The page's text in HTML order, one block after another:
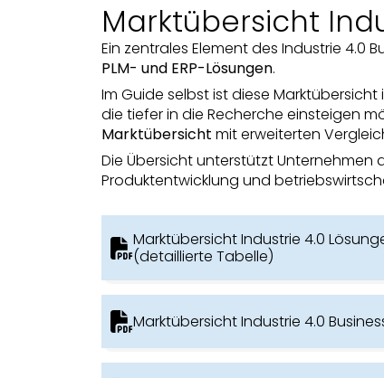
Marktübersicht
Ein zentrales Element des Industrie 4.0
PLM- und ERP-Lösungen.
Im Guide selbst ist diese
die tiefer in die Recherche einsteigen
Marktübersicht mit erweiterten
Die Übersicht unterstützt Unternehmen
Produktentwicklung und
Marktübersicht Industrie 4.0
(detaillierte Tabelle)
Marktübersicht Industrie 4.0